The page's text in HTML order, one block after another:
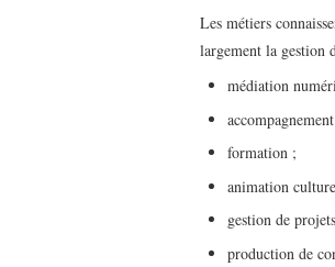
Les métiers
largement la gestion
médiation
formation ;
animation
gestion de
production de